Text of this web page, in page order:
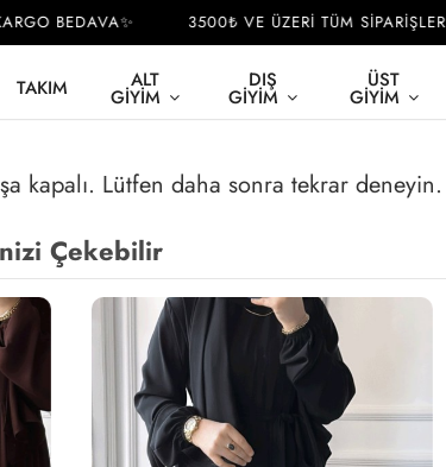
BEDAVA✨ 3500₺ VE ÜZERİ TÜM
TAKIM ALT
GIYIM
DIŞ
GIYIM
ÜST
GIYIM
kapalı. Lütfen daha sonra tekrar deneyin.
Çekebilir